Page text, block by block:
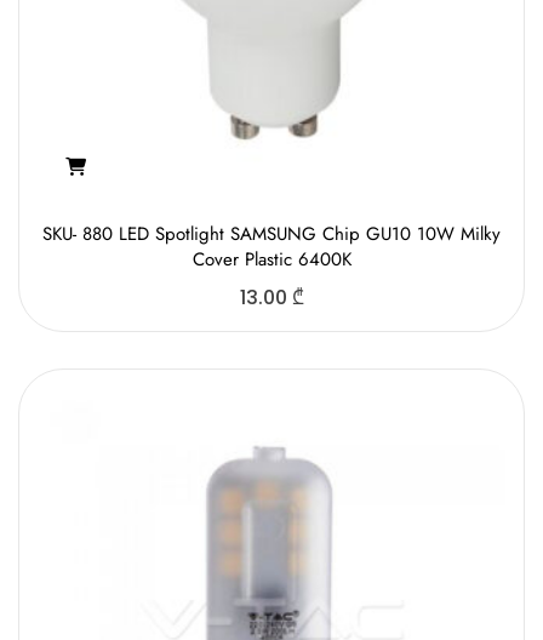
SKU- 880 LED Spotlight SAMSUNG Chip GU10 10W Milky
Cover Plastic 6400K
13.00 ₾